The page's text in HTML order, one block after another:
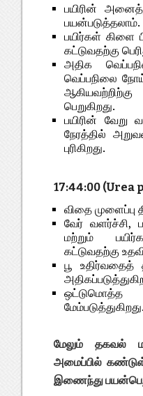
பயிரின்
பயன்படுத்தலாம்.
பயிர்கள் கிளை
கட்டுவதற்கு
அதிக
வெப்பநிலை நோய்
ஆகியவற்றிற்கு
பெறுகிறது.
பயிரின் வேறு
நேரத்தில்
புரிகிறது.
17:44:00 (Urea
விதை முளைப்பு
வேர் வளர்ச்சி,
மற்றும்
கட்டுவதற்கு உதவி
பூ உதிர்வதைத்
மேம்படுத்துகிறது.
மேலும் தகவல்
அமைப்பில்
இணைந்து